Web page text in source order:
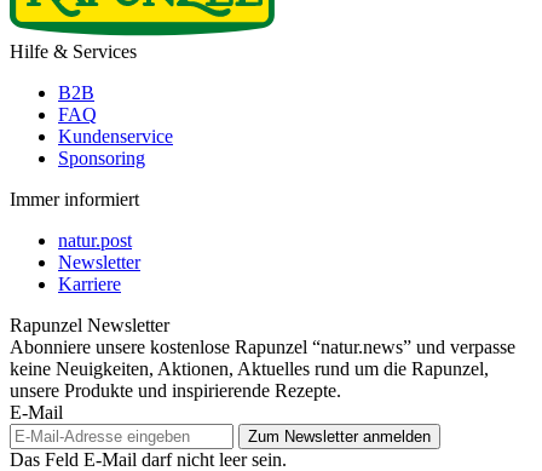
Hilfe & Services
B2B
FAQ
Kundenservice
Sponsoring
Immer informiert
natur.post
Newsletter
Karriere
Rapunzel Newsletter
Abonniere unsere kostenlose Rapunzel “natur.news” und verpasse
keine Neuigkeiten, Aktionen, Aktuelles rund um die Rapunzel,
unsere Produkte und inspirierende Rezepte.
E-Mail
Das Feld E-Mail darf nicht leer sein.